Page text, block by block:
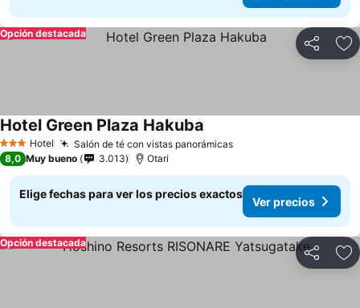
Compartir
Opción destacada
3 Estrellas
Hotel Salón de té con vistas panorámicasVer precios
Hotel Green Plaza Hakuba
8,0 Muy bueno 3.013 Otari
Elige fechas para ver los precios exactos
Ver precios
Compartir
Opción destacada